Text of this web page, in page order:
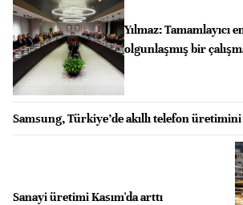
Yılmaz: Tamamlayıcı
olgunlaşmış bir
Samsung, Türkiye’de akıllı telefon
Sanayi üretimi Kasım'da arttı